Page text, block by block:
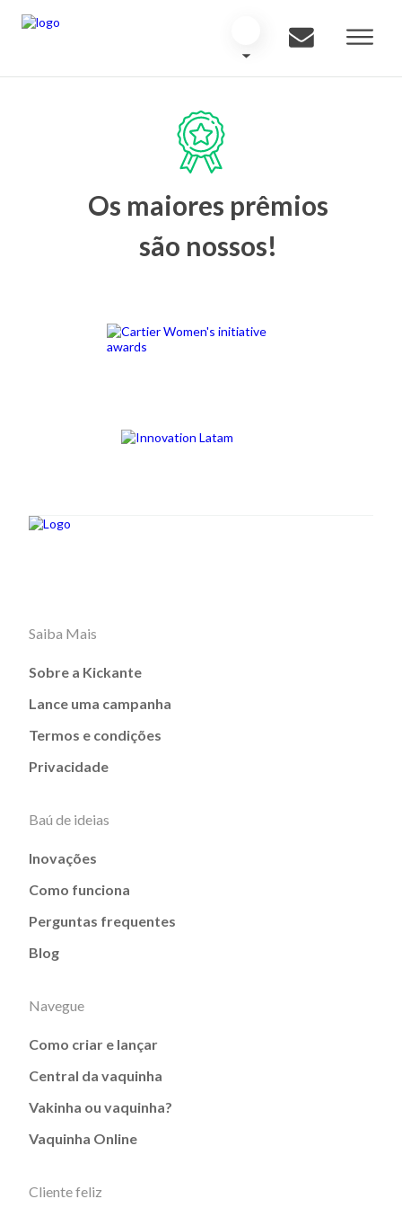
Os maiores prêmios
são nossos!
Saiba Mais
Sobre a Kickante
Lance uma campanha
Termos e condições
Privacidade
Baú de ideias
Inovações
Como funciona
Perguntas frequentes
Blog
Navegue
Como criar e lançar
Central da vaquinha
Vakinha ou vaquinha?
Vaquinha Online
Cliente feliz